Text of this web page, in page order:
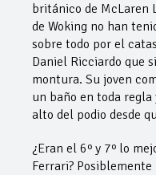
británico de McLaren
de Woking no han
sobre todo por el
Daniel Ricciardo que
montura. Su joven
un baño en toda regla
alto del podio desde
¿Eran el 6º y 7º lo
Ferrari?